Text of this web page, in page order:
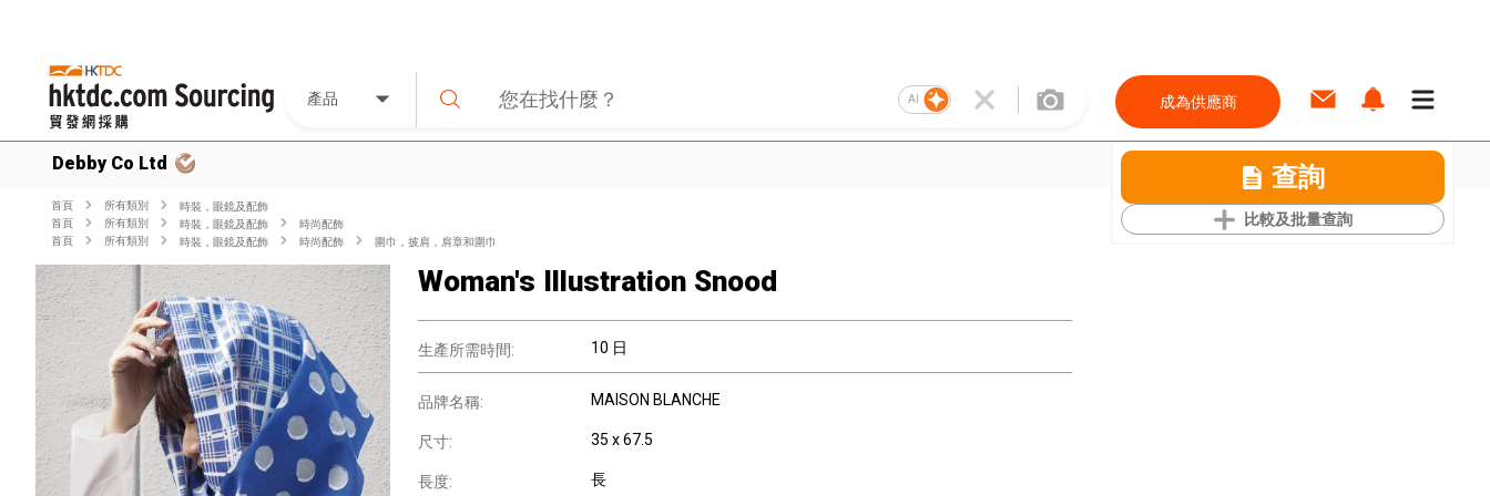
產品 AI 成為供應商
Debby Co Ltd 查詢
比較及批量查詢
首頁 所有類別
時裝，眼鏡及配飾
首頁
所有類別 時裝，眼鏡及配飾
時尚配飾
首頁
所有類別 時裝，眼鏡及配飾 時尚配飾 圍巾，披肩，肩章和圍巾
Woman's Illustration Snood
生產所需時間: 10 日
品牌名稱: MAISON BLANCHE
尺寸: 35 x 67.5
長度: 長